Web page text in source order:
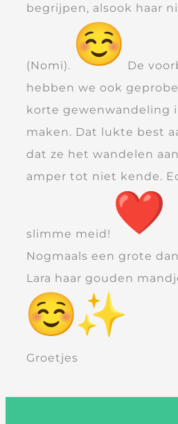
begrijpen, alsook haar
(Nomi).
De
hebben we ook
korte gewenwandeling
maken. Dat lukte best
dat ze het wandelen
amper tot niet kende.
slimme meid!
Nogmaals een grote
Lara haar gouden
Groetjes